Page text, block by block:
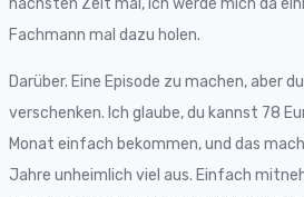
nächsten Zeit mal, ich werde mich da
Fachmann mal dazu holen.
Darüber. Eine Episode zu machen, aber
verschenken. Ich glaube, du kannst 78
Monat einfach bekommen, und das
Jahre unheimlich viel aus. Einfach